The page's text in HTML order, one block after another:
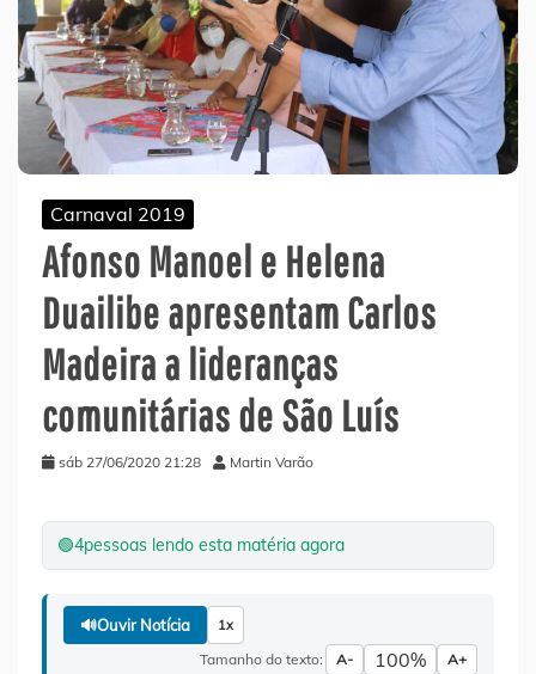
Carnaval 2019
Afonso Manoel e Helena
Duailibe apresentam Carlos
Madeira a lideranças
comunitárias de São Luís
sáb 27/06/2020 21:28 Martin Varão
🟢4pessoas lendo esta matéria agora
🔊Ouvir Notícia 1x
Tamanho do texto: A- 100% A+